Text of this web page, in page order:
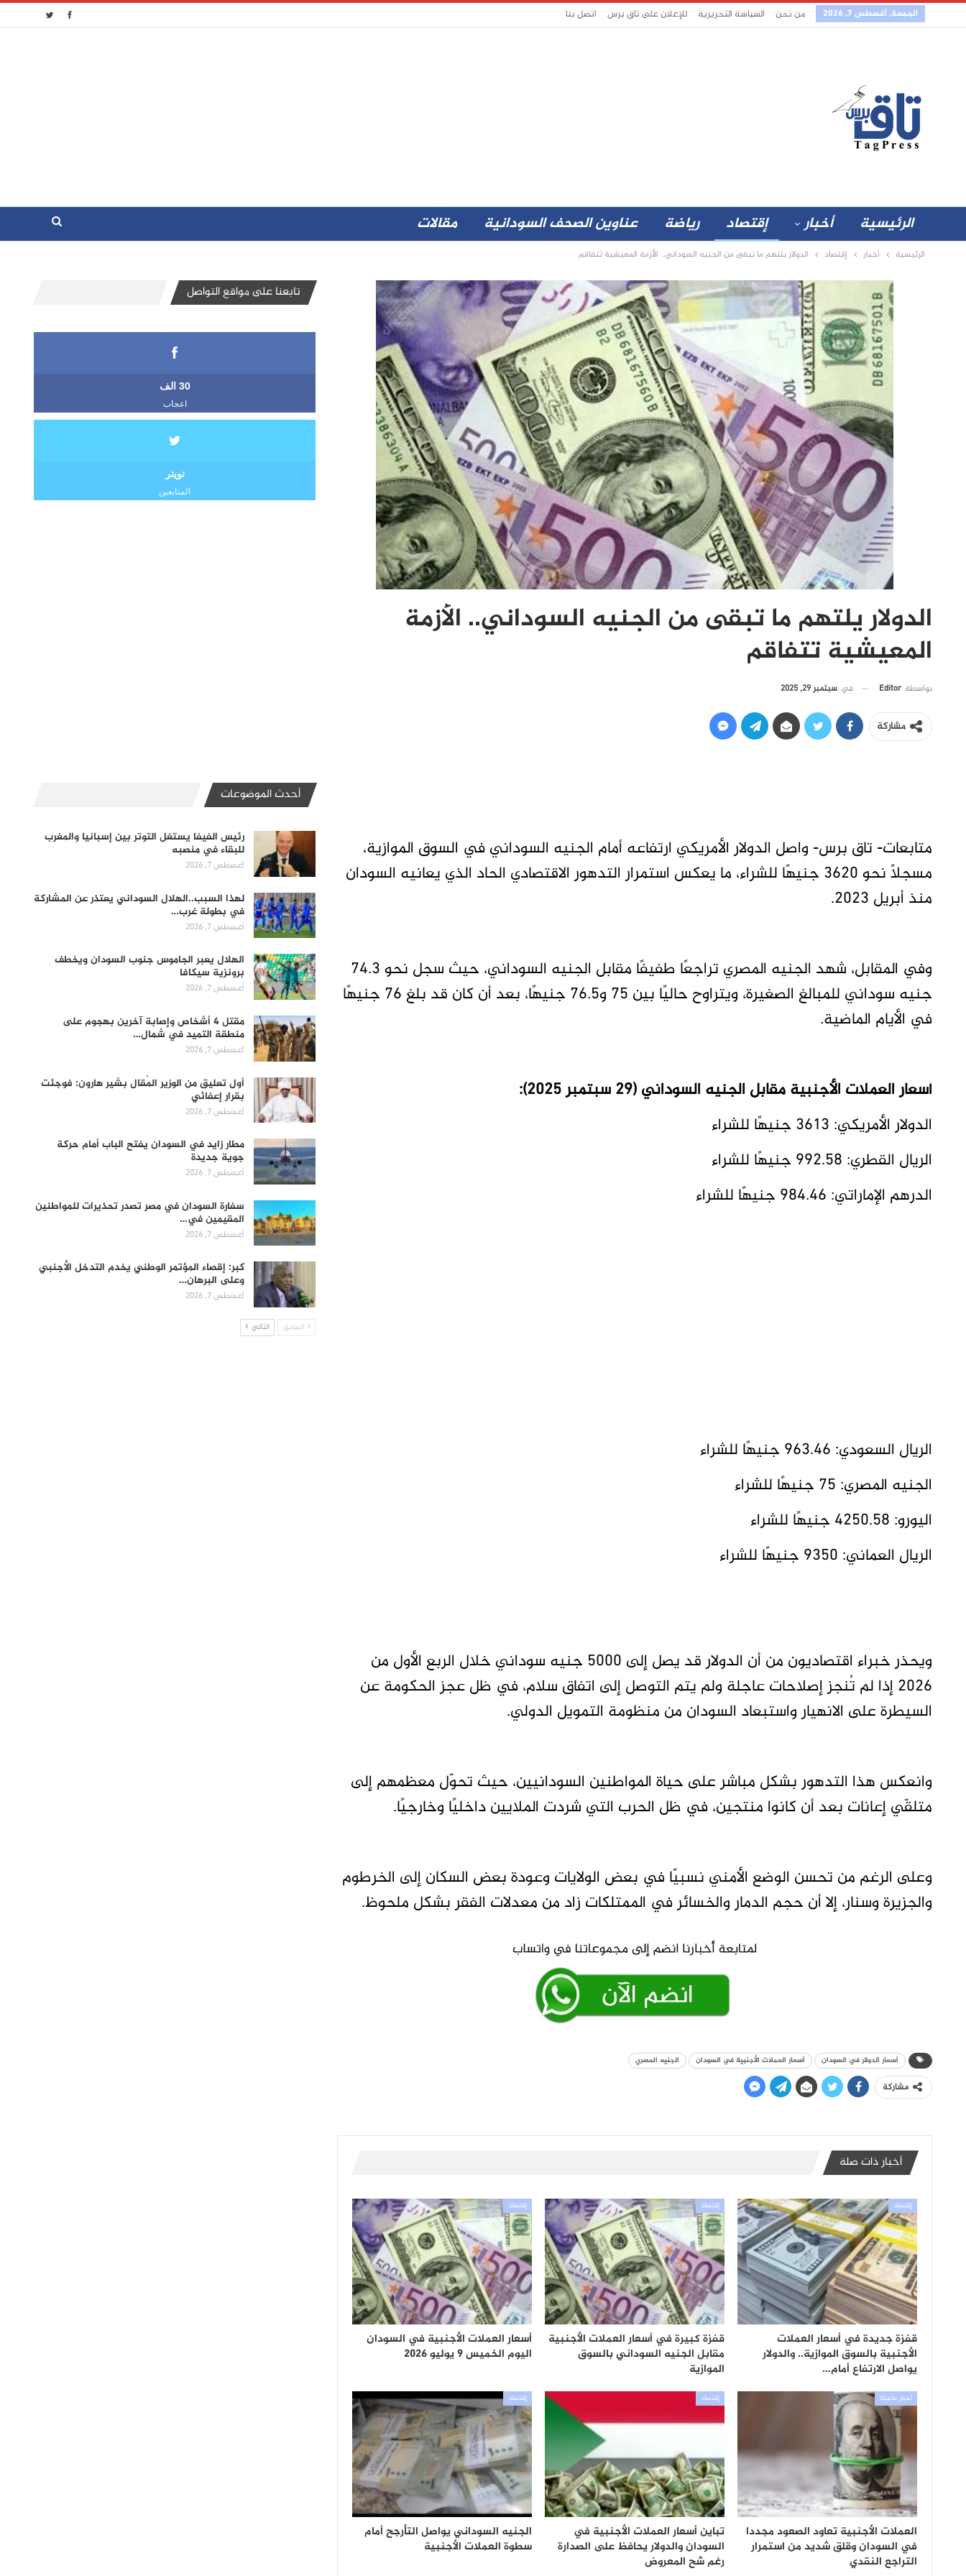
الجمعة, أغسطس 7, 2026 من نحن السياسة التحريرية للإعلان على تاق برس اتصل بنا
الرئيسية أخبار إقتصاد رياضة عناوين الصحف السودانية مقالات
الرئيسية أخبار إقتصاد الدولار يلتهم ما تبقى من الجنيه السوداني.. الأزمة المعيشية تتفاقم
الدولار يلتهم ما تبقى من الجنيه السوداني.. الأزمة
المعيشية تتفاقم
بواسطة Editor في سبتمبر 29, 2025
مشاركة
متابعات- تاق برس- واصل الدولار الأمريكي ارتفاعه أمام الجنيه السوداني في السوق الموازية،
مسجلًا نحو 3620 جنيهًا للشراء، ما يعكس استمرار التدهور الاقتصادي الحاد الذي يعانيه السودان
منذ أبريل 2023.
وفي المقابل، شهد الجنيه المصري تراجعًا طفيفًا مقابل الجنيه السوداني، حيث سجل نحو 74.3
جنيه سوداني للمبالغ الصغيرة، ويتراوح حاليًا بين 75 و76.5 جنيهًا، بعد أن كان قد بلغ 76 جنيهًا
في الأيام الماضية.
أسعار العملات الأجنبية مقابل الجنيه السوداني (29 سبتمبر 2025):
الدولار الأمريكي: 3613 جنيهًا للشراء
الريال القطري: 992.58 جنيهًا للشراء
الدرهم الإماراتي: 984.46 جنيهًا للشراء
الريال السعودي: 963.46 جنيهًا للشراء
الجنيه المصري: 75 جنيهًا للشراء
اليورو: 4250.58 جنيهًا للشراء
الريال العماني: 9350 جنيهًا للشراء
ويحذر خبراء اقتصاديون من أن الدولار قد يصل إلى 5000 جنيه سوداني خلال الربع الأول من
2026 إذا لم تُنجز إصلاحات عاجلة ولم يتم التوصل إلى اتفاق سلام، في ظل عجز الحكومة عن
السيطرة على الانهيار واستبعاد السودان من منظومة التمويل الدولي.
وانعكس هذا التدهور بشكل مباشر على حياة المواطنين السودانيين، حيث تحوّل معظمهم إلى
متلقّي إعانات بعد أن كانوا منتجين، في ظل الحرب التي شردت الملايين داخليًا وخارجيًا.
وعلى الرغم من تحسن الوضع الأمني نسبيًا في بعض الولايات وعودة بعض السكان إلى الخرطوم
والجزيرة وسنار، إلا أن حجم الدمار والخسائر في الممتلكات زاد من معدلات الفقر بشكل ملحوظ.
أسعار الدولار في السودان أسعار العملات الأجنبية في السودان الجنيه المصري
مشاركة
أخبار ذات صلة
إقتصاد
قفزة جديدة في أسعار العملات
الأجنبية بالسوق الموازية.. والدولار
يواصل الارتفاع أمام…
إقتصاد
قفزة كبيرة في أسعار العملات الأجنبية
مقابل الجنيه السوداني بالسوق
الموازية
إقتصاد
أسعار العملات الأجنبية في السودان
اليوم الخميس 9 يوليو 2026
أخبار عاجلة
العملات الأجنبية تعاود الصعود مجددا
في السودان وقلق شديد من استمرار
التراجع النقدي
إقتصاد
تباين أسعار العملات الأجنبية في
السودان والدولار يحافظ على الصدارة
رغم شح المعروض
إقتصاد
الجنيه السوداني يواصل التأرجح أمام
سطوة العملات الأجنبية
تابعنا على مواقع التواصل
30 الف
اعجاب
تويتر
المتابعين
أحدث الموضوعات
رئيس الفيفا يستغل التوتر بين إسبانيا والمغرب
للبقاء في منصبه
أغسطس 7, 2026
لهذا السبب..الهلال السوداني يعتذر عن المشاركة
في بطولة غرب…
أغسطس 7, 2026
الهلال يعبر الجاموس جنوب السودان ويخطف
برونزية سيكافا
أغسطس 7, 2026
مقتل 4 أشخاص وإصابة آخرين بهجوم على
منطقة التميد في شمال…
أغسطس 7, 2026
أول تعليق من الوزير المُقال بشير هارون: فوجئت
بقرار إعفائي
أغسطس 7, 2026
مطار زايد في السودان يفتح الباب أمام حركة
جوية جديدة
أغسطس 7, 2026
سفارة السودان في مصر تصدر تحذيرات للمواطنين
المقيمين في…
أغسطس 7, 2026
كبر: إقصاء المؤتمر الوطني يخدم التدخل الأجنبي
وعلى البرهان…
أغسطس 7, 2026
السابق التالي